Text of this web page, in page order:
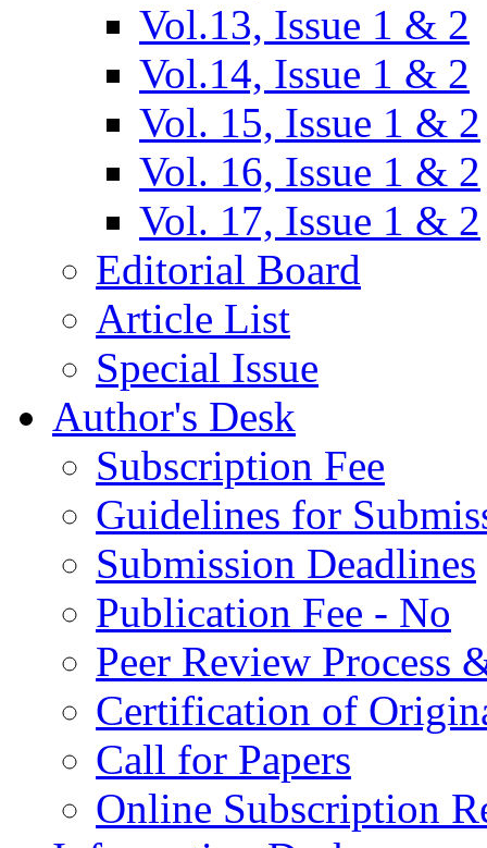
Vol.13, Issue 1 & 2
Vol.14, Issue 1 & 2
Vol. 15, Issue 1 & 2
Vol. 16, Issue 1 & 2
Vol. 17, Issue 1 & 2
Editorial Board
Article List
Special Issue
Author's Desk
Subscription Fee
Guidelines for
Submission Deadlines
Publication Fee - No
Peer Review Process
Certification of
Call for Papers
Online Subscription